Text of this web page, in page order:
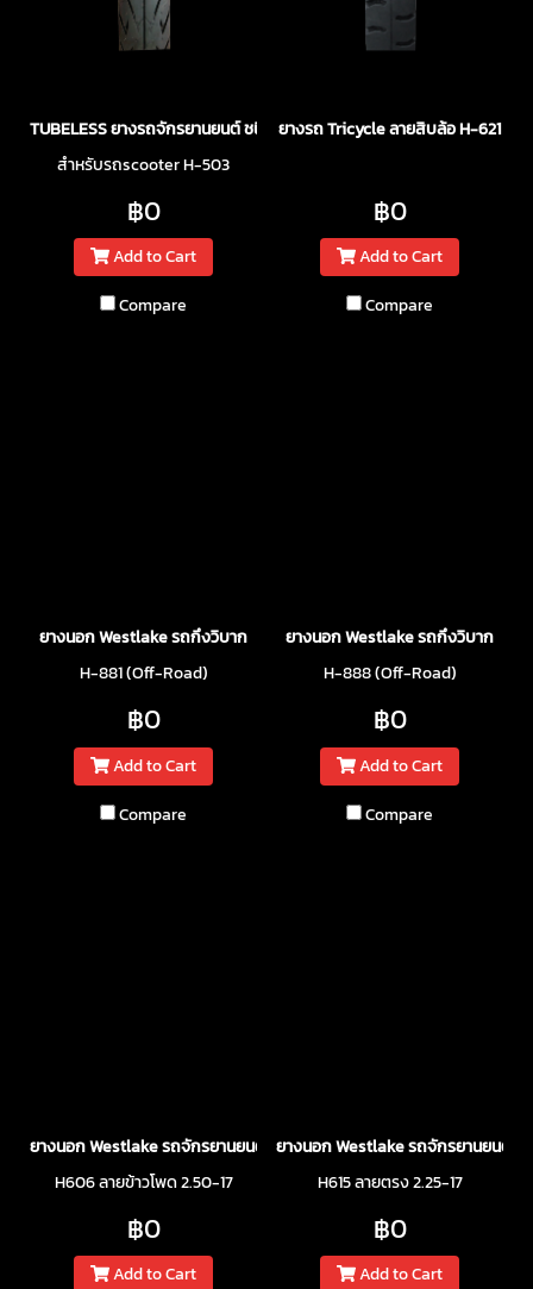
TUBELESS ยางรถจักรยานยนต์ ชนิดไม่ใช้ยางใน
สำหรับรถscooter H-503
฿0
Add to Cart
Compare
ยางรถ Tricycle ลายสิบล้อ H-621
฿0
Add to Cart
Compare
ยางนอก Westlake รถกึงวิบาก
H-881 (Off-Road)
฿0
Add to Cart
Compare
ยางนอก Westlake รถกึงวิบาก
H-888 (Off-Road)
฿0
Add to Cart
Compare
ยางนอก Westlake รถจักรยานยนต์
H606 ลายข้าวโพด 2.50-17
฿0
Add to Cart
ยางนอก Westlake รถจักรยานยนต์
H615 ลายตรง 2.25-17
฿0
Add to Cart